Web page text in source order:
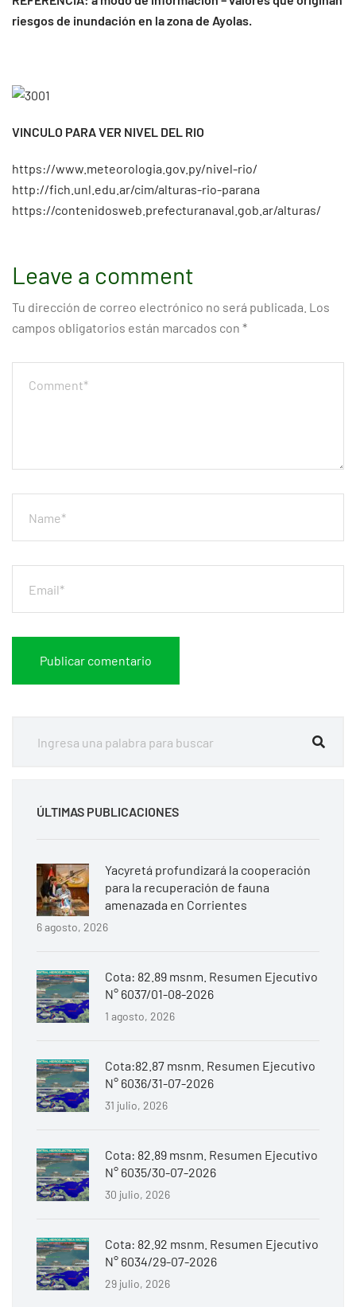
riesgos de inundación en la zona de Ayolas.
VINCULO PARA VER NIVEL DEL RIO
https://www.meteorologia.gov.py/nivel-rio/
http://fich.unl.edu.ar/cim/alturas-rio-parana
https://contenidosweb.prefecturanaval.gob.ar/alturas/
Leave a comment
Tu dirección de correo electrónico no será publicada. Los
campos obligatorios están marcados con *
ÚLTIMAS PUBLICACIONES
Yacyretá profundizará la cooperación
para la recuperación de fauna
amenazada en Corrientes
6 agosto, 2026
Cota: 82.89 msnm. Resumen Ejecutivo
N° 6037/01-08-2026
1 agosto, 2026
Cota:82.87 msnm. Resumen Ejecutivo
N° 6036/31-07-2026
31 julio, 2026
Cota: 82.89 msnm. Resumen Ejecutivo
N° 6035/30-07-2026
30 julio, 2026
Cota: 82.92 msnm. Resumen Ejecutivo
N° 6034/29-07-2026
29 julio, 2026